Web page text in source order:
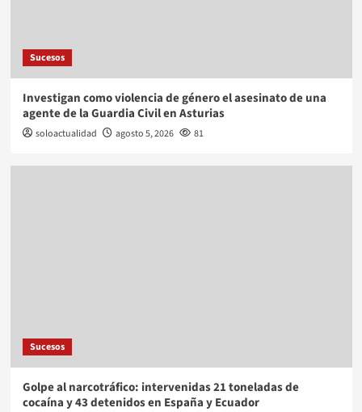
Sucesos
Investigan como violencia de género el asesinato de una
agente de la Guardia Civil en Asturias
soloactualidad agosto 5, 2026 81
Sucesos
Golpe al narcotráfico: intervenidas 21 toneladas de
cocaína y 43 detenidos en España y Ecuador